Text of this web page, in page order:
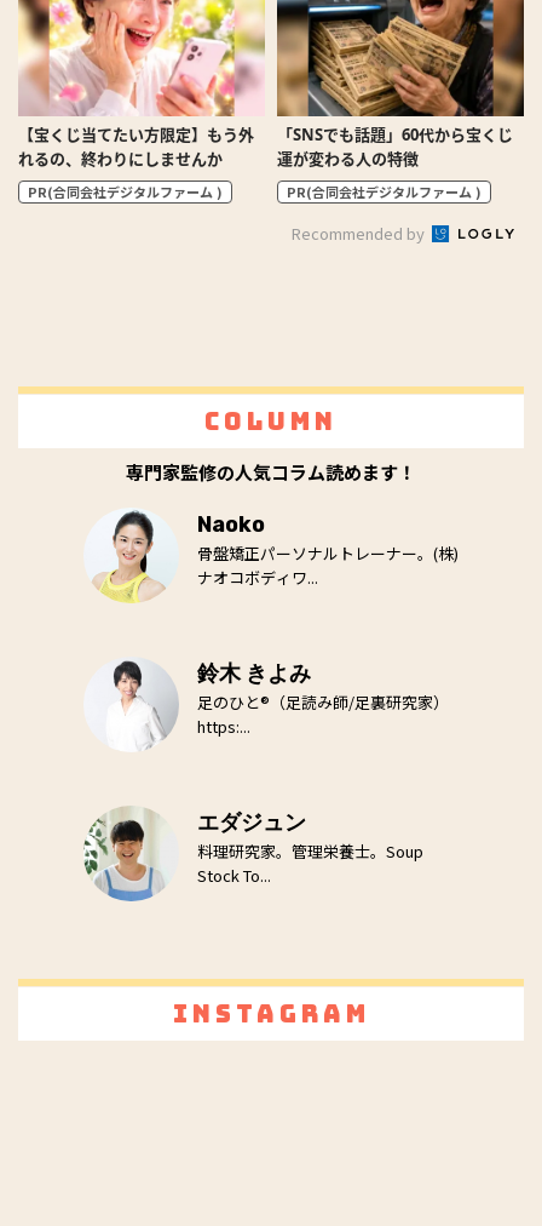
【宝くじ当てたい方限定】もう外
れるの、終わりにしませんか
PR(合同会社デジタルファーム )
「SNSでも話題」60代から宝くじ
運が変わる人の特徴
PR(合同会社デジタルファーム )
Recommended by
Column
専門家監修の人気コラム読めます！
Naoko
骨盤矯正パーソナルトレーナー。(株)
ナオコボディワ...
鈴木 きよみ
足のひと®（足読み師/足裏研究家）
https:...
エダジュン
料理研究家。管理栄養士。Soup
Stock To...
Instagram